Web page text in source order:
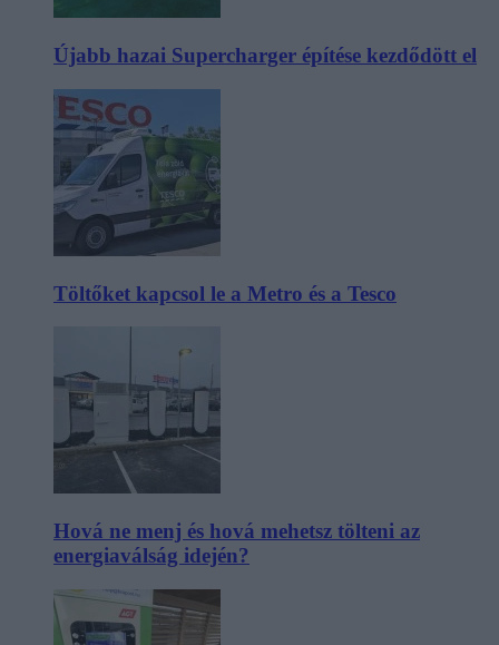
Újabb hazai Supercharger építése kezdődött el
Töltőket kapcsol le a Metro és a Tesco
Hová ne menj és hová mehetsz tölteni az
energiaválság idején?